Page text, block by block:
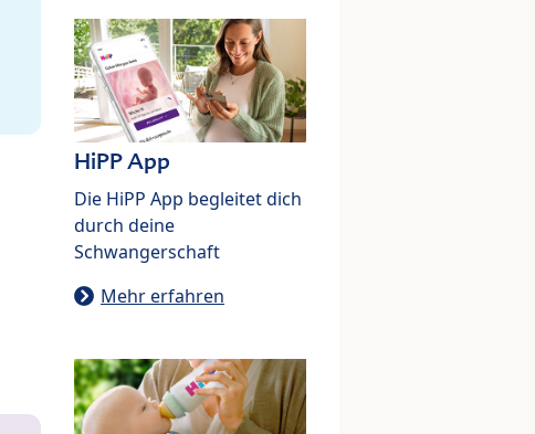
HiPP App
Die HiPP App begleitet dich
durch deine
Schwangerschaft
Mehr erfahren